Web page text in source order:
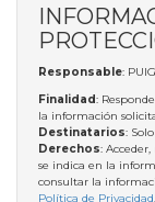
Responsable:
Finalidad:
la información
Destinatarios:
Derechos:
se indica en la
consultar la
Política de Privacidad.